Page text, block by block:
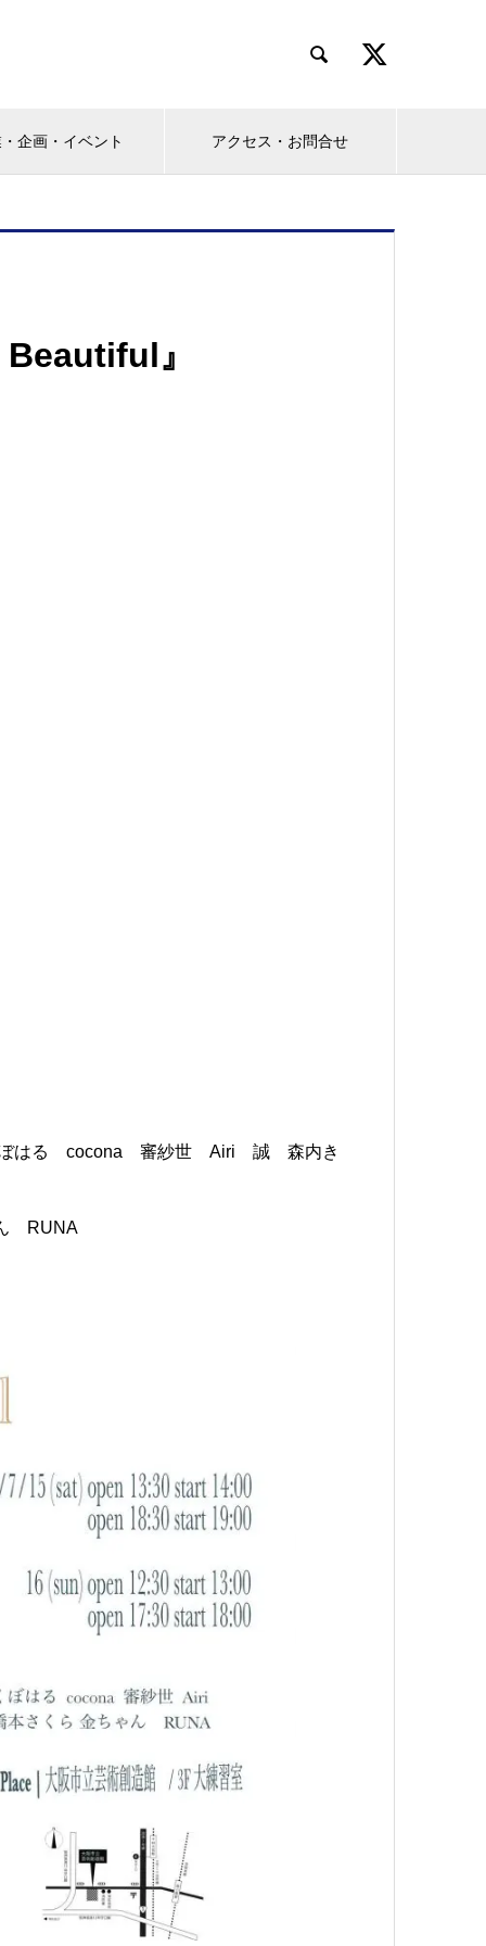

企画・イベント アクセス・お問合せ
』
はる cocona 審紗世 Airi 誠 森内き
RUNA